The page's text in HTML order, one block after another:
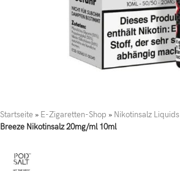
Startseite » E-Zigaretten-Shop » Nikotinsalz Liquids
Breeze Nikotinsalz 20mg/ml 10ml